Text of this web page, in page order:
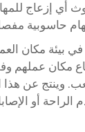
أي إزعاج
حاسوبية
في بيئة مكان
مكان عملهم
وينتج عن
الراحة أو